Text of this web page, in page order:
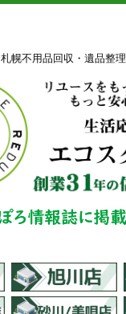
札幌不用品回収・遺品整理